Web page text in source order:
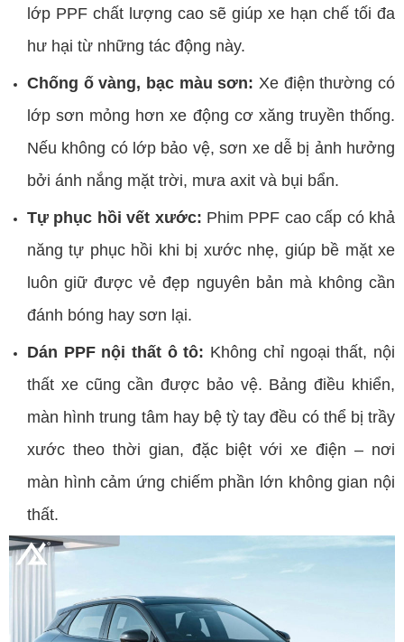
lớp PPF chất lượng cao sẽ giúp xe hạn chế tối đa
hư hại từ những tác động này.
Chống ố vàng, bạc màu sơn: Xe điện thường có
lớp sơn mỏng hơn xe động cơ xăng truyền thống.
Nếu không có lớp bảo vệ, sơn xe dễ bị ảnh hưởng
bởi ánh nắng mặt trời, mưa axit và bụi bẩn.
Tự phục hồi vết xước: Phim PPF cao cấp có khả
năng tự phục hồi khi bị xước nhẹ, giúp bề mặt xe
luôn giữ được vẻ đẹp nguyên bản mà không cần
đánh bóng hay sơn lại.
Dán PPF nội thất ô tô: Không chỉ ngoại thất, nội
thất xe cũng cần được bảo vệ. Bảng điều khiển,
màn hình trung tâm hay bệ tỳ tay đều có thể bị trầy
xước theo thời gian, đặc biệt với xe điện – nơi
màn hình cảm ứng chiếm phần lớn không gian nội
thất.